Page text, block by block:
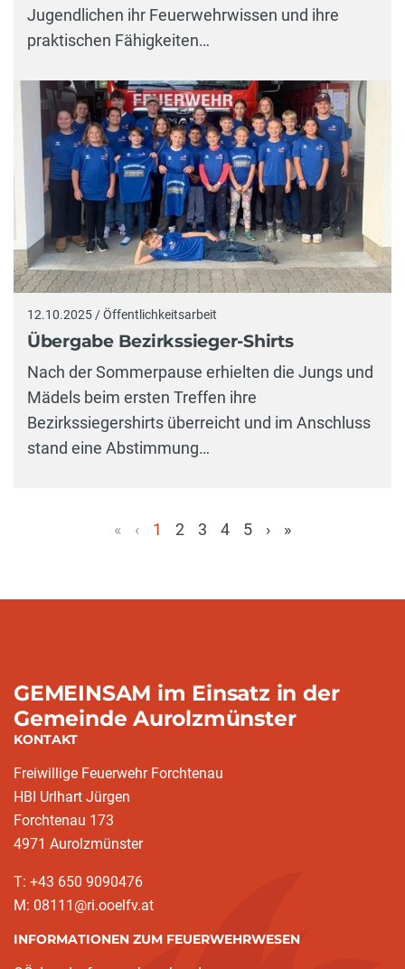
Jugendlichen ihr Feuerwehrwissen und ihre
praktischen Fähigkeiten…
12.10.2025 / Öffentlichkeitsarbeit
Übergabe Bezirkssieger-Shirts
Nach der Sommerpause erhielten die Jungs und
Mädels beim ersten Treffen ihre
Bezirkssiegershirts überreicht und im Anschluss
stand eine Abstimmung…
« ‹
1
2 3 4 5 › »
GEMEINSAM im Einsatz in der
Gemeinde Aurolzmünster
KONTAKT
Freiwillige Feuerwehr Forchtenau
HBI Urlhart Jürgen
Forchtenau 173
4971 Aurolzmünster
T: +43 650 9090476
M: 08111@ri.ooelfv.at
INFORMATIONEN ZUM FEUERWEHRWESEN